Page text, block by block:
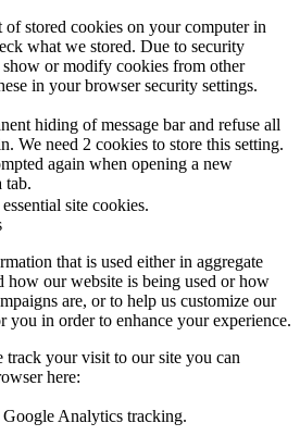
stored cookies on your computer in
what we stored. Due to security
show or modify cookies from other
in your browser security settings.
hiding of message bar and refuse all
We need 2 cookies to store this setting.
again when opening a new
tab.
site cookies.
that is used either in aggregate
how our website is being used or how
are, or to help us customize our
you in order to enhance your experience.
your visit to our site you can
here:
Analytics tracking.